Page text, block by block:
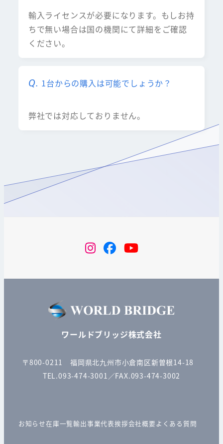
輸入ライセンスが必要になります。もしお持
ちで無い場合は国の機関にて詳細をご確認
ください。
1台からの購入は可能でしょうか？
弊社では対応しておりません。
instagram
FacebookYouTube
ワールドブリッジ株式会社
〒800-0211 福岡県北九州市小倉南区新曽根14-18
TEL.093-474-3001／FAX.093-474-3002
お知らせ在庫一覧輸出事業代表挨拶会社概要よくある質問